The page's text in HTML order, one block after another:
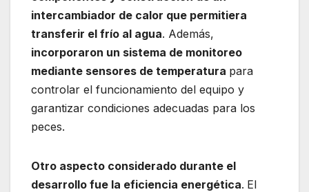
intercambiador de calor que permitiera
transferir el frío al agua. Además,
incorporaron un sistema de monitoreo
mediante sensores de temperatura para
controlar el funcionamiento del equipo y
garantizar condiciones adecuadas para los
peces.
Otro aspecto considerado durante el
desarrollo fue la eficiencia energética. El